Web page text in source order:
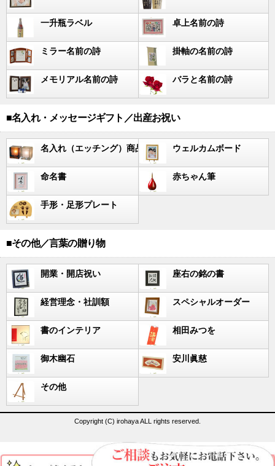
一升瓶ラベル 卓上名前の詩
ミラー名前の詩 掛軸の名前の詩
メモリアル名前の詩 バラと名前の詩
■名入れ・メッセージギフト／出産お祝い
名入れ（エッチング）商品 ウェルカムボード
命名書 赤ちゃん筆
手形・足形プレート
■その他／言葉の贈り物
開業・開店祝い 座右の銘の書
経営理念・社訓額 スペシャルオーダー
書のインテリア 相田みつを
御木幽石 安川眞慈
その他
Copyright (C) irohaya ALL rights reserved.